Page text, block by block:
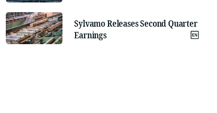
Sylvamo Releases Second Quarter
Earnings